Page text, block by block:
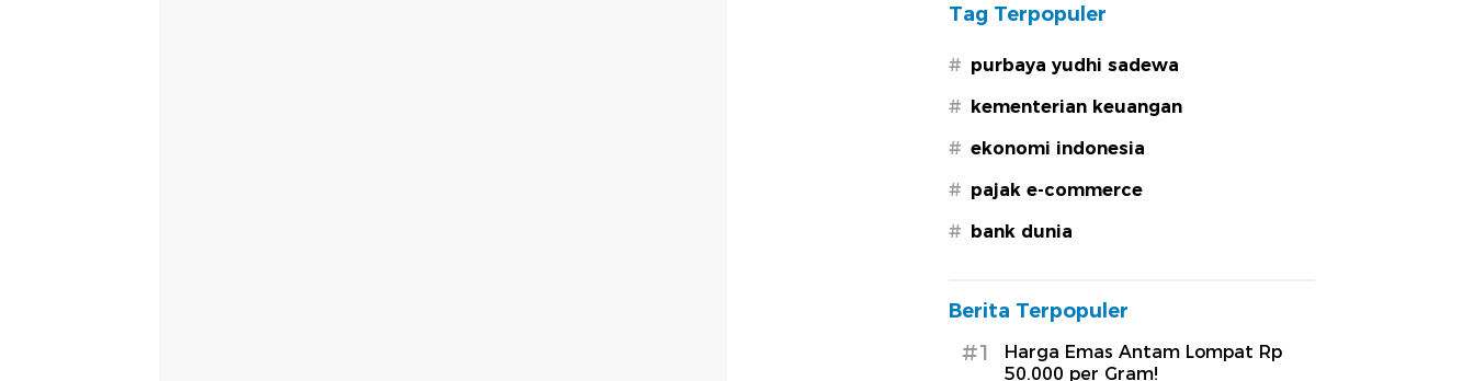
Tag Terpopuler
# purbaya yudhi sadewa
# kementerian keuangan
# ekonomi indonesia
# pajak e-commerce
# bank dunia
Berita Terpopuler
#1
Harga Emas Antam Lompat Rp
50.000 per Gram!